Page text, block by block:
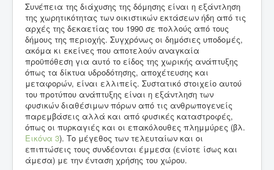
Συνέπεια της διάχυσης της δόμησης είναι η εξάντληση
της χωρητικότητας των οικιστικών εκτάσεων ήδη από τις
αρχές της δεκαετίας του 1990 σε πολλούς από τους
δήμους της περιοχής. Συγχρόνως οι δημόσιες υποδομές,
ακόμα κι εκείνες που αποτελούν αναγκαία
προϋπόθεση για αυτό το είδος της χωρικής ανάπτυξης
όπως τα δίκτυα υδροδότησης, αποχέτευσης και
μεταφορών, είναι ελλιπείς. Συστατικό στοιχείο αυτού
του προτύπου ανάπτυξης είναι η εξάντληση των
φυσικών διαθέσιμων πόρων από τις ανθρωπογενείς
παρεμβάσεις αλλά και από φυσικές καταστροφές,
όπως οι πυρκαγιές και οι επακόλουθες πλημμύρες (βλ.
Εικόνα 3). Το μέγεθος των τελευταίων και οι
επιπτώσεις τους συνδέονται έμμεσα (ενίοτε ίσως και
άμεσα) με την ένταση χρήσης του χώρου.